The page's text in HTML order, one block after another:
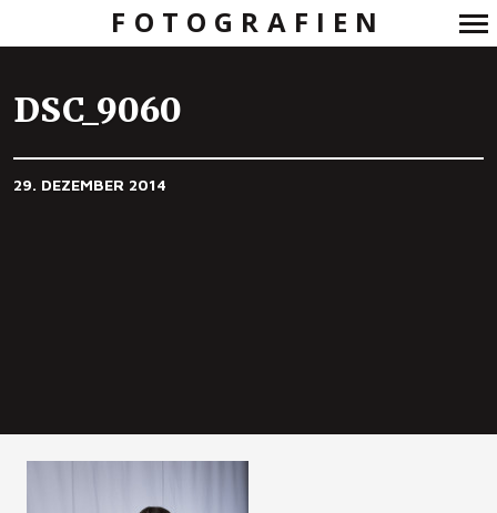
FOTOGRAFIEN
DSC_9060
29. DEZEMBER 2014